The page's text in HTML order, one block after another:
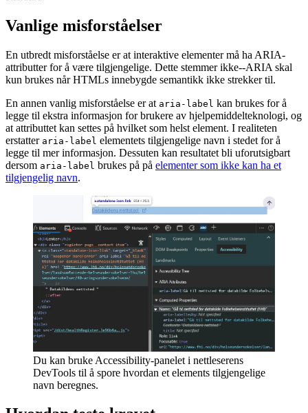
Vanlige misforståelser
En utbredt misforståelse er at interaktive elementer må ha ARIA-
attributter for å være tilgjengelige. Dette stemmer ikke--ARIA skal
kun brukes når HTMLs innebygde semantikk ikke strekker til.
En annen vanlig misforståelse er at aria-label kan brukes for å
legge til ekstra informasjon for brukere av hjelpemiddelteknologi, og
at attributtet kan settes på hvilket som helst element. I realiteten
erstatter aria-label elementets tilgjengelige navn i stedet for å
legge til mer informasjon. Dessuten kan resultatet bli uforutsigbart
dersom aria-label brukes på på elementer som ikke kan ha et
tilgjengelig navn.
Du kan bruke Accessibility-panelet i nettleserens
DevTools til å spore hvordan et elements tilgjengelige
navn beregnes.